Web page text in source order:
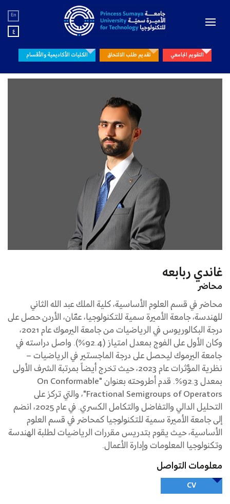
En
ع
التقويم الجامعي تقديم طلب الالتحاق الكليات الأكاديمية والأقسام
غاندي ربابعه
محاضر
محاضر في قسم العلوم الأساسية، كلية الملك عبد الله الثاني
للهندسة، جامعة الأميرة سمية للتكنولوجيا، عمّان، الأردن.حصل على
درجة البكالوريوس في الرياضيات من جامعة اليرموك عام 2021،
وكان الأول على الفوج بمعدل امتياز (92.4%). واصل دراسته في
جامعة اليرموك ليحصل على درجة الماجستير في الرياضيات –
نظرية المؤثرات عام 2023، حيث تخرج أيضاً بمرتبة الشرف الأولى
بمعدل 92.3%. قدم أطروحته بعنوان "On Conformable
Fractional Semigroups of Operators"، والتي تركز على
التحليل الدالي والتفاضل والتكامل الكسري. في عام 2025، انضم
إلى جامعة الأميرة سمية للتكنولوجيا كمحاضر في قسم العلوم
الأساسية، حيث يقوم بتدريس مقررات الرياضيات لطلبة الهندسة
وتكنولوجيا المعلومات وإدارة الأعمال.
معلومات التواصل
CV